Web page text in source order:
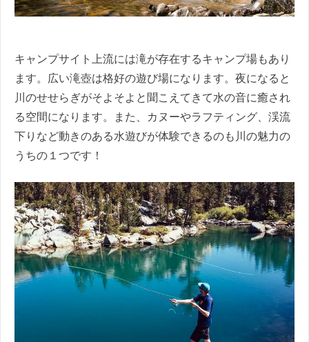
キャンプサイト上流には滝が存在するキャンプ場もあり
ます。広い滝壺は格好の遊び場になります。夜になると
川のせせらぎがそよそよと聞こえてきて水の音に癒され
る空間になります。また、カヌーやラフティング、渓流
下りなど動きのある水遊びが体験できるのも川の魅力の
うちの１つです！